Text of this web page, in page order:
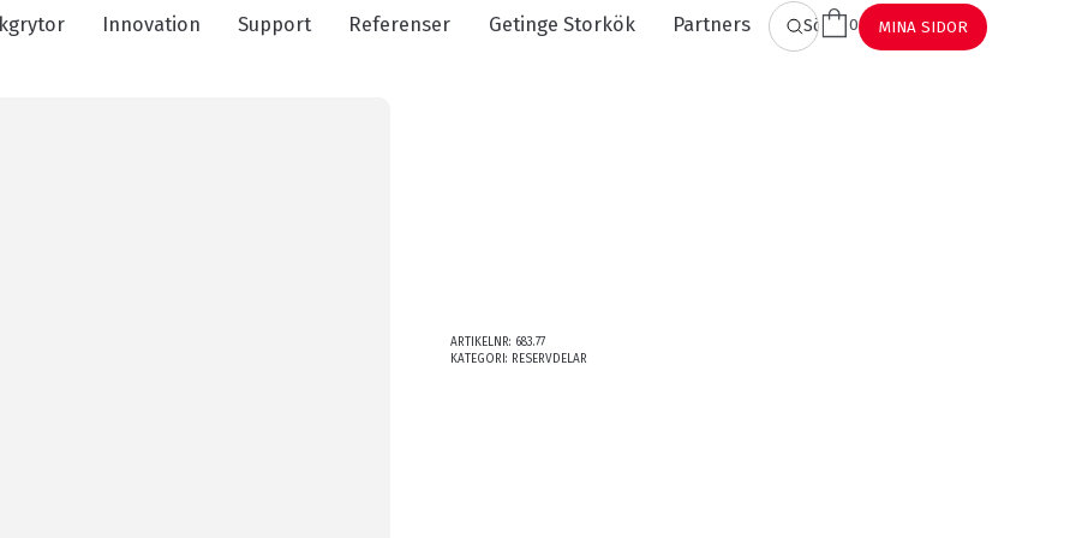
Innovation Support Referenser Getinge Storkök Partners SÖK
0 MINA SIDOR
ARTIKELNR: 683.77
KATEGORI: RESERVDELAR